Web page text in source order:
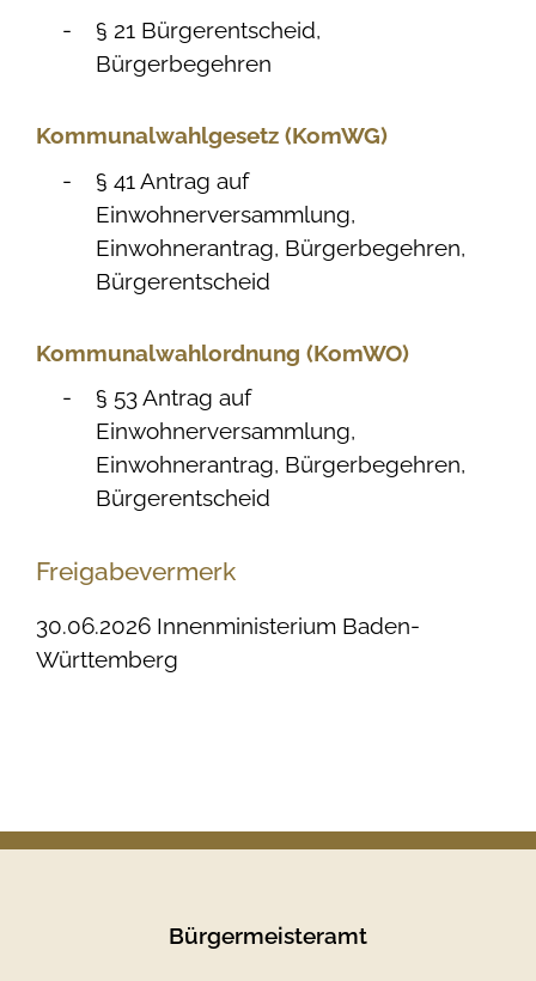
§ 21 Bürgerentscheid,
Bürgerbegehren
Kommunalwahlgesetz (KomWG)
§ 41 Antrag auf
Einwohnerversammlung,
Einwohnerantrag, Bürgerbegehren,
Bürgerentscheid
Kommunalwahlordnung (KomWO)
§ 53 Antrag auf
Einwohnerversammlung,
Einwohnerantrag, Bürgerbegehren,
Bürgerentscheid
Freigabevermerk
30.06.2026 Innenministerium Baden-
Württemberg
Bürgermeisteramt